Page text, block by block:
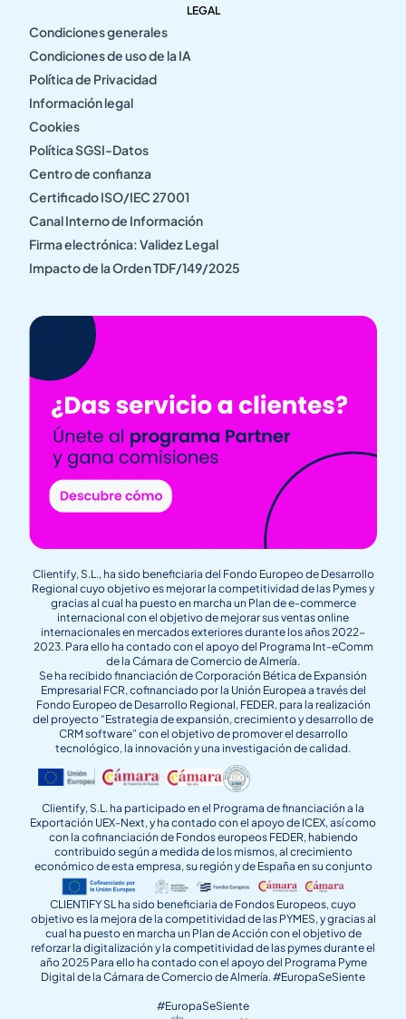
LEGAL
Condiciones generales
Condiciones de uso de la IA
Política de Privacidad
Información legal
Cookies
Política SGSI-Datos
Centro de confianza
Certificado ISO/IEC 27001
Canal Interno de Información
Firma electrónica: Validez Legal
Impacto de la Orden TDF/149/2025
Clientify, S.L., ha sido beneficiaria del Fondo Europeo de Desarrollo
Regional cuyo objetivo es mejorar la competitividad de las Pymes y
gracias al cual ha puesto en marcha un Plan de e-commerce
internacional con el objetivo de mejorar sus ventas online
internacionales en mercados exteriores durante los años 2022-
2023. Para ello ha contado con el apoyo del Programa Int-eComm
de la Cámara de Comercio de Almería.
Se ha recibido financiación de Corporación Bética de Expansión
Empresarial FCR, cofinanciado por la Unión Europea a través del
Fondo Europeo de Desarrollo Regional, FEDER, para la realización
del proyecto “Estrategia de expansión, crecimiento y desarrollo de
CRM software” con el objetivo de promover el desarrollo
tecnológico, la innovación y una investigación de calidad.
Clientify, S.L. ha participado en el Programa de financiación a la
Exportación UEX-Next, y ha contado con el apoyo de ICEX, así como
con la cofinanciación de Fondos europeos FEDER, habiendo
contribuido según a medida de los mismos, al crecimiento
económico de esta empresa, su región y de España en su conjunto
CLIENTIFY SL ha sido beneficiaria de Fondos Europeos, cuyo
objetivo es la mejora de la competitividad de las PYMES, y gracias al
cual ha puesto en marcha un Plan de Acción con el objetivo de
reforzar la digitalización y la competitividad de las pymes durante el
año 2025 Para ello ha contado con el apoyo del Programa Pyme
Digital de la Cámara de Comercio de Almería. #EuropaSeSiente
#EuropaSeSiente